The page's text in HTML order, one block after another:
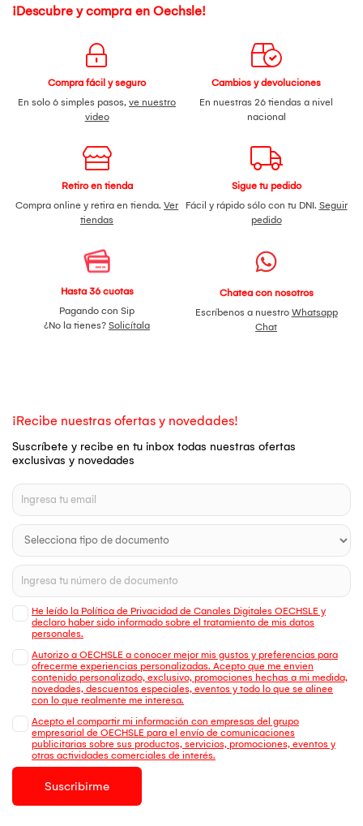
¡Descubre y compra en Oechsle!
Compra fácil y seguro
En solo 6 simples pasos, ve nuestro
video
Cambios y devoluciones
En nuestras 26 tiendas a nivel
nacional
Retiro en tienda
Compra online y retira en tienda. Ver
tiendas
Sigue tu pedido
Fácil y rápido sólo con tu DNI. Seguir
pedido
Hasta 36 cuotas
Pagando con Sip
¿No la tienes? Solicítala
Chatea con nosotros
Escríbenos a nuestro Whatsapp
Chat
¡Recibe nuestras ofertas y novedades!
Suscríbete y recibe en tu inbox todas nuestras ofertas
exclusivas y novedades
He leído la Política de Privacidad de Canales Digitales OECHSLE y
declaro haber sido informado sobre el tratamiento de mis datos
personales.
Autorizo a OECHSLE a conocer mejor mis gustos y preferencias para
ofrecerme experiencias personalizadas. Acepto que me envien
contenido personalizado, exclusivo, promociones hechas a mi medida,
novedades, descuentos especiales, eventos y todo lo que se alinee
con lo que realmente me interesa.
Acepto el compartir mi información con empresas del grupo
empresarial de OECHSLE para el envío de comunicaciones
publicitarias sobre sus productos, servicios, promociones, eventos y
otras actividades comerciales de interés.
Suscribirme